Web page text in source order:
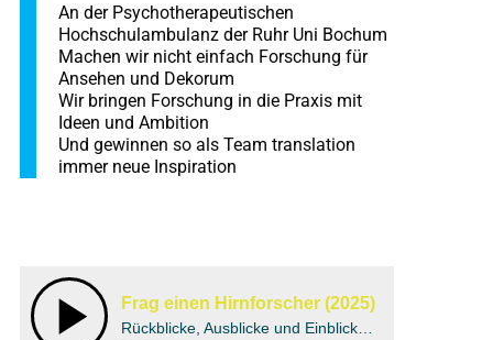
An der Psychotherapeutischen
Hochschulambulanz der Ruhr Uni Bochum
Machen wir nicht einfach Forschung für
Ansehen und Dekorum
Wir bringen Forschung in die Praxis mit
Ideen und Ambition
Und gewinnen so als Team translation
immer neue Inspiration